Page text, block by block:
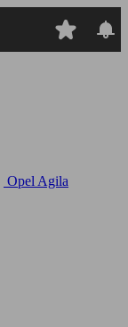
Opel Agila